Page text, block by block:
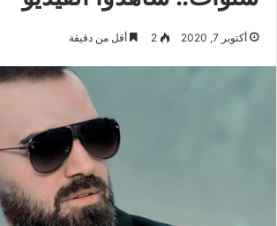
أكتوبر 7, 2020 2 أقل من دقيقة